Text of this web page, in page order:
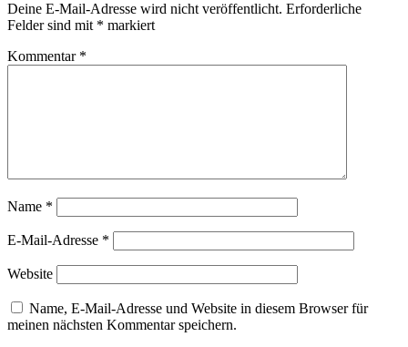
Deine E-Mail-Adresse wird nicht veröffentlicht. Erforderliche
Felder sind mit * markiert
Kommentar *
Name *
E-Mail-Adresse *
Website
Name, E-Mail-Adresse und Website in diesem Browser für
meinen nächsten Kommentar speichern.